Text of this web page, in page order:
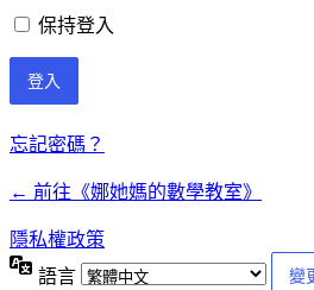
保持登入
忘記密碼？
← 前往《娜她媽的數學教室》
隱私權政策
語言